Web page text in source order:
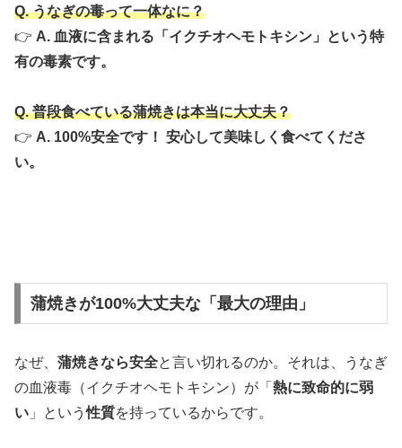
Q. うなぎの毒って一体なに？
👉 A. 血液に含まれる「 イクチオヘモトキシン 」という特
有の毒素です。
Q. 普段食べている蒲焼きは本当に大丈夫？
👉 A. 100%安全です！ 安心して美味しく食べてくださ
い。
蒲焼きが100%大丈夫な「最大の理由」
なぜ、 蒲焼きなら安全と言い切れるのか。それは、うなぎ
の血液毒（イクチオヘモトキシン）が「 熱に致命的に弱
い 」という性質を持っているからです。